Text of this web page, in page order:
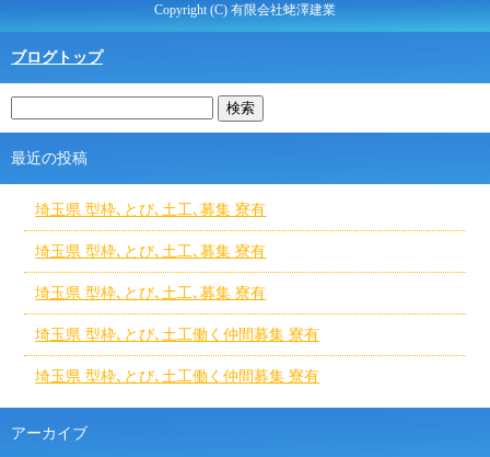
Copyright (C) 有限会社蛯澤建業
ブログトップ
最近の投稿
埼玉県 型枠､とび､土工､募集 寮有
埼玉県 型枠､とび､土工､募集 寮有
埼玉県 型枠､とび､土工､募集 寮有
埼玉県 型枠､とび､土工働く仲間募集 寮有
埼玉県 型枠､とび､土工働く仲間募集 寮有
アーカイブ